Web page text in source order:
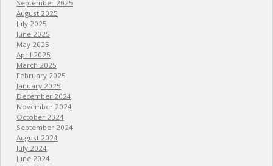
September 2025
August 2025
July 2025
June 2025
May 2025
April 2025
March 2025
February 2025
January 2025
December 2024
November 2024
October 2024
September 2024
August 2024
July 2024
June 2024